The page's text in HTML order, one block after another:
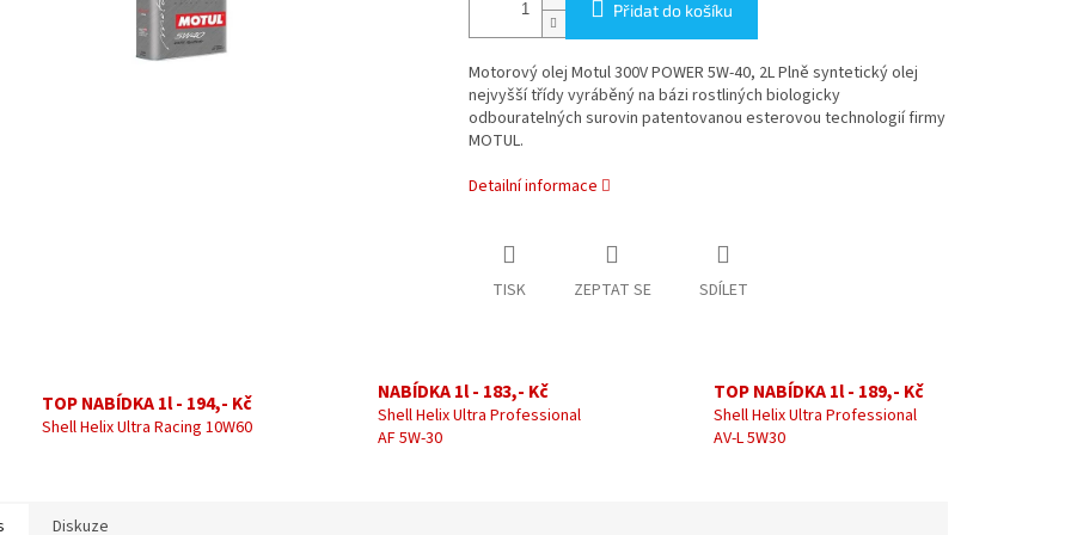
Přidat do košíku
Motorový olej Motul 300V POWER 5W-40, 2L Plně syntetický olej
nejvyšší třídy vyráběný na bázi rostliných biologicky
odbouratelných surovin patentovanou esterovou technologií firmy
MOTUL.
Detailní informace
TISK ZEPTAT SE SDÍLET
TOP NABÍDKA 1l - 194,- Kč
Shell Helix Ultra Racing 10W60
NABÍDKA 1l - 183,- Kč
Shell Helix Ultra Professional
AF 5W-30
TOP NABÍDKA 1l - 189,- Kč
Shell Helix Ultra Professional
AV-L 5W30
Diskuze